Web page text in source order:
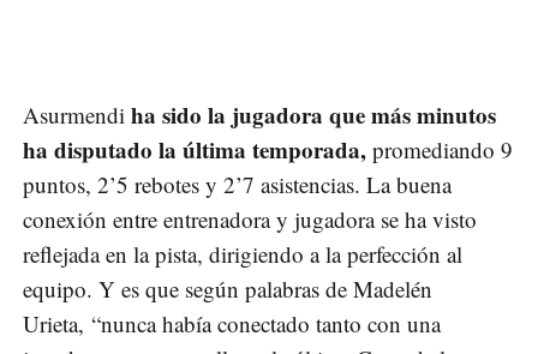
Asurmendi ha sido la jugadora que más minutos
ha disputado la última temporada, promediando 9
puntos, 2’5 rebotes y 2’7 asistencias. La buena
conexión entre entrenadora y jugadora se ha visto
reflejada en la pista, dirigiendo a la perfección al
equipo. Y es que según palabras de Madelén
Urieta, “nunca había conectado tanto con una